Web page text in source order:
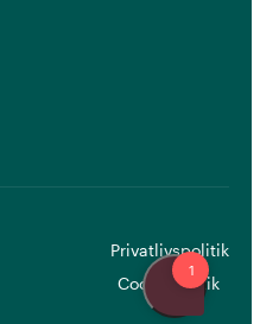
Privatlivspolitik
Cookiepolitik